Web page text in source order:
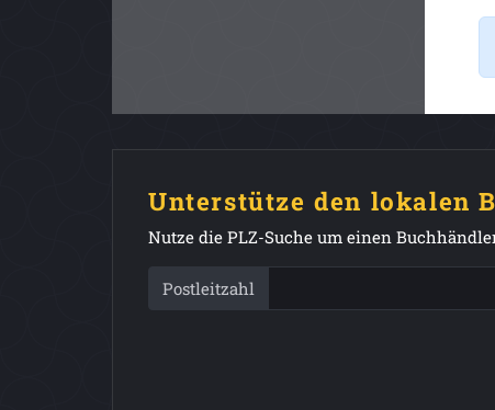
Unterstütze den lokalen
Nutze die PLZ-Suche um einen
Postleitzahl